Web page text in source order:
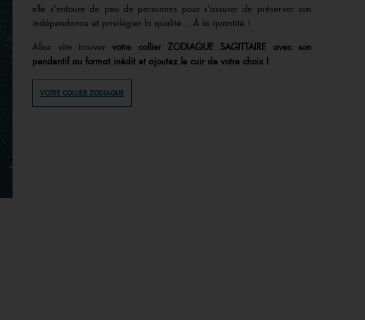
elle s'entoure de peu de personnes pour s'assurer de préserver son
indépendance et privilégier la qualité… À la quantité !
Allez vite trouvervotre collier ZODIAQUE SAGITTAIRE avec son
pendentif au format inédit et ajoutez le cuir de votre choix !
VOTRE COLLIER ZODIAQUE